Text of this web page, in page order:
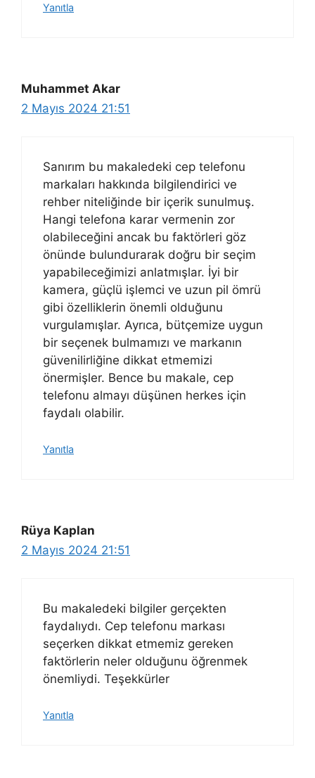
Yanıtla
Muhammet Akar
2 Mayıs 2024 21:51
Sanırım bu makaledeki cep telefonu
markaları hakkında bilgilendirici ve
rehber niteliğinde bir içerik sunulmuş.
Hangi telefona karar vermenin zor
olabileceğini ancak bu faktörleri göz
önünde bulundurarak doğru bir seçim
yapabileceğimizi anlatmışlar. İyi bir
kamera, güçlü işlemci ve uzun pil ömrü
gibi özelliklerin önemli olduğunu
vurgulamışlar. Ayrıca, bütçemize uygun
bir seçenek bulmamızı ve markanın
güvenilirliğine dikkat etmemizi
önermişler. Bence bu makale, cep
telefonu almayı düşünen herkes için
faydalı olabilir.
Yanıtla
Rüya Kaplan
2 Mayıs 2024 21:51
Bu makaledeki bilgiler gerçekten
faydalıydı. Cep telefonu markası
seçerken dikkat etmemiz gereken
faktörlerin neler olduğunu öğrenmek
önemliydi. Teşekkürler
Yanıtla